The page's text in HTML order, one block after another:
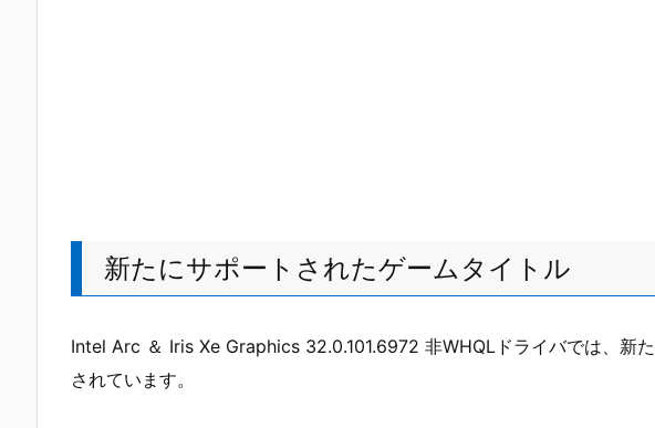
新たにサポートされたゲームタイトル
Intel Arc ＆ Iris Xe Graphics 32.0.101.6972 非WHQLドライバでは、新
されています。